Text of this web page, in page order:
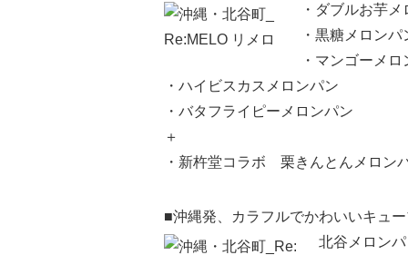
・ダブルお芋
・黒糖メロンパ
・マンゴーメロ
・ハイビスカスメロンパン
・バタフライピーメロンパン
＋
・新杵堂コラボ 栗きんとんメロン
■沖縄発、カラフルでかわいいキュ
北谷メロン